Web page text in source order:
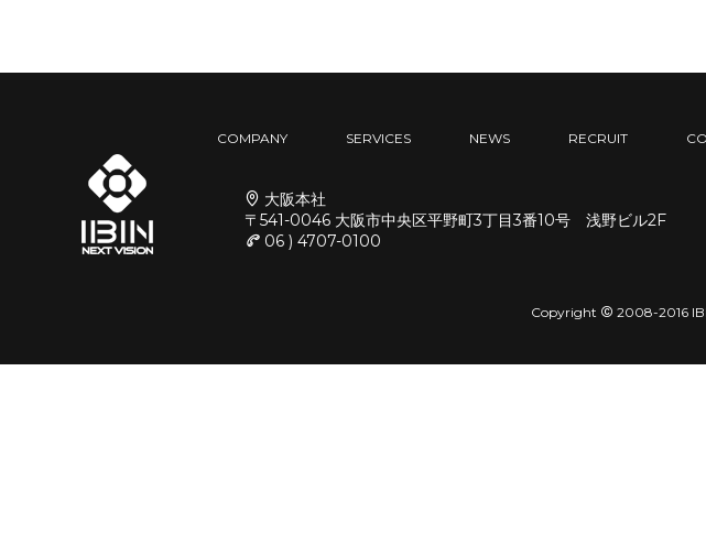
COMPANY SERVICES NEWS RECRUIT
大阪本社
〒541-0046 大阪市中央区平野町3丁目3番10号 浅野ビル2F
06 ) 4707-0100
Copyright 2008-2016